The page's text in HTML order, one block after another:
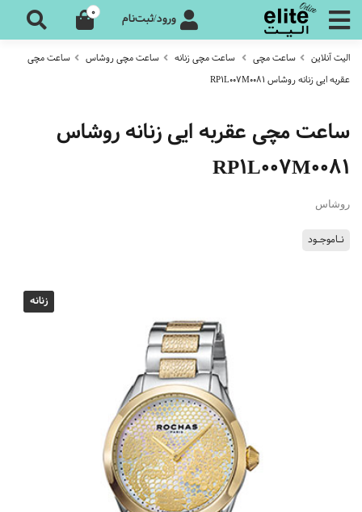
ورود/ثبت‌نام 0
الیت آنلاین ساعت مچی ساعت مچی زنانه ساعت مچی روشاس
ساعت مچی
عقربه ایی زنانه روشاس RP1L007M0081
ساعت مچی عقربه ایی زنانه روشاس
RP1L007M0081
روشاس
نـاموجـود
زنانه